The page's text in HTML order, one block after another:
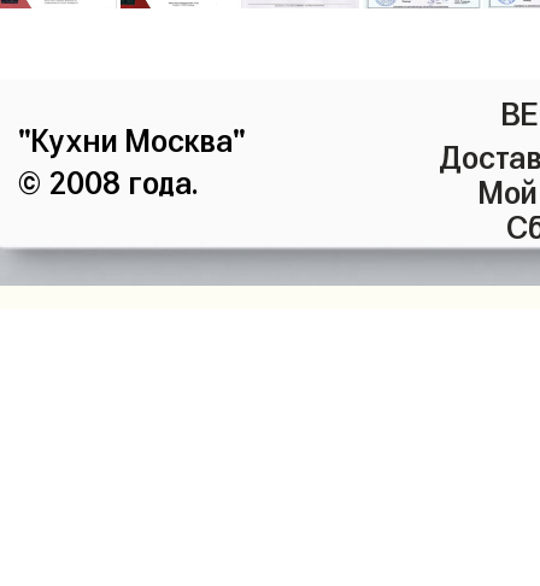
"Кухни Москва"
© 2008 года.